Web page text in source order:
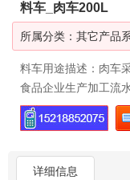
料车_肉车200L
所属分类： 其它产品
料车用途描述：肉车
食品企业生产加工流
详细信息